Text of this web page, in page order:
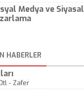
bu yarışmada
olmadığını anlamıştır.
Medya ve Siyasal
HABERLER
- Zafer